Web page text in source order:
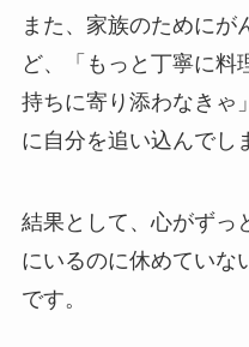
また、家族のためにが
ど、「もっと丁寧に料
持ちに寄り添わなきゃ
に自分を追い込んでし
結果として、心がずっ
にいるのに休めていな
です。